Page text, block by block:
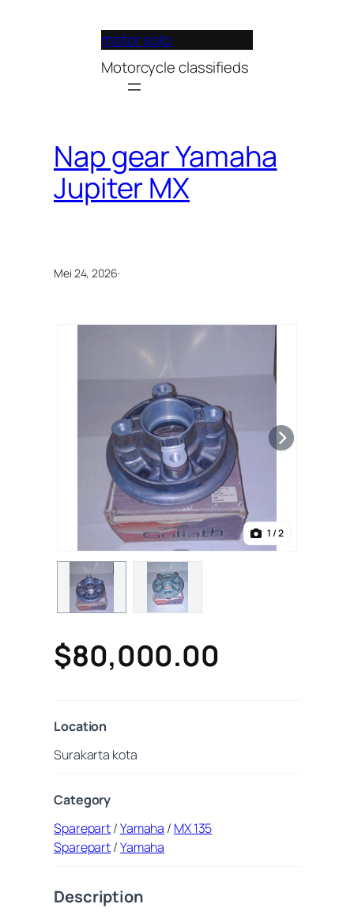
motor solo
Motorcycle classifieds
Nap gear Yamaha
Jupiter MX
Mei 24, 2026·
1/ 2
$80,000.00
Location
Surakarta kota
Category
Sparepart/Yamaha / MX 135
Sparepart/Yamaha
Description